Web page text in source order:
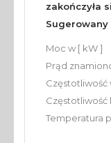
zakończyła
Sugerowany
Moc w [ kW ]
Prąd
Częstotliwość
Częstotliwość
Temperatura